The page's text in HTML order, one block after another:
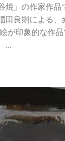
焼」の作家作品
田良則による、
が印象的な作
...